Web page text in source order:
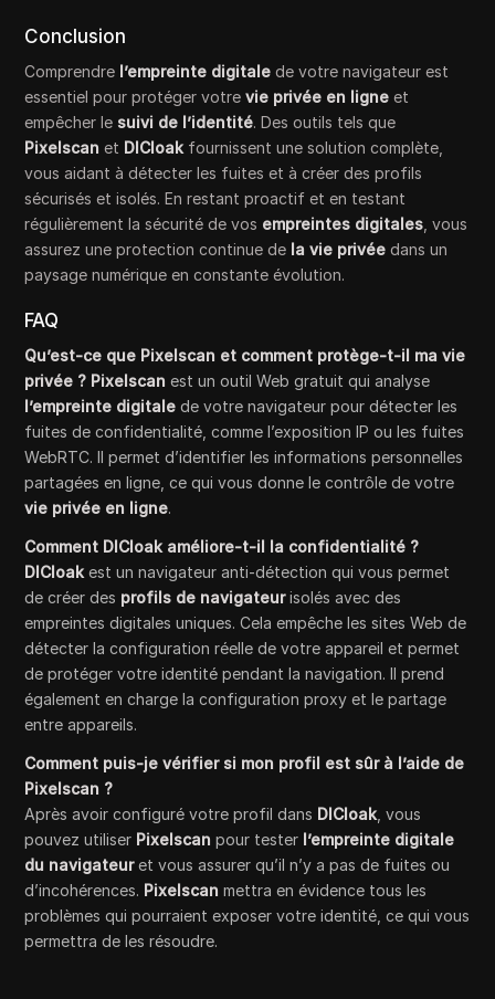
Conclusion
Comprendre l’empreinte digitale de votre navigateur est
essentiel pour protéger votrevie privée en ligne et
empêcher le suivi de l’identité. Des outils tels que
Pixelscan et DICloak fournissent une solution complète,
vous aidant à détecter les fuites et à créer des profils
sécurisés et isolés. En restant proactif et en testant
régulièrement la sécurité de vos empreintes digitales , vous
assurez une protection continue de la vie privée dans un
paysage numérique en constante évolution.
FAQ
Qu’est-ce que Pixelscan et comment protège-t-il ma vie
privée ? Pixelscan est un outil Web gratuit qui analyse
l’empreinte digitale de votre navigateur pour détecter les
fuites de confidentialité, comme l’exposition IP ou les fuites
WebRTC. Il permet d’identifier les informations personnelles
partagées en ligne, ce qui vous donne le contrôle de votre
vie privée en ligne.
Comment DICloak améliore-t-il la confidentialité ?
DICloak est un navigateur anti-détection qui vous permet
de créer des profils de navigateurisolés avec des
empreintes digitales uniques. Cela empêche les sites Web de
détecter la configuration réelle de votre appareil et permet
de protéger votre identité pendant la navigation. Il prend
également en charge la configuration proxy et le partage
entre appareils.
Comment puis-je vérifier si mon profil est sûr à l’aide de
Pixelscan ?
Après avoir configuré votre profil dans DICloak , vous
pouvez utiliser Pixelscan pour tester l’empreinte digitale
du navigateuret vous assurer qu’il n’y a pas de fuites ou
d’incohérences. Pixelscan mettra en évidence tous les
problèmes qui pourraient exposer votre identité, ce qui vous
permettra de les résoudre.